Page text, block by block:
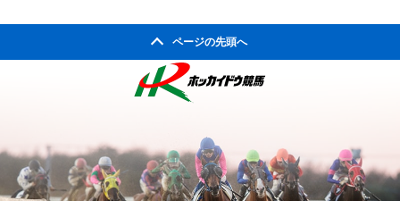
2010年01月
2009年03月
2008年01月
2007年02月
2007年01月
2006年03月
2005年08月
2005年07月
2005年04月
2004年06月
2004年05月
2003年07月
2003年06月
ページの先頭へ